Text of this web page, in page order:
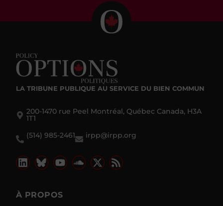
LA TRIBUNE PUBLIQUE AU SERVICE DU BIEN COMMUN
200-1470 rue Peel Montréal, Québec Canada, H3A
1T1
(514) 985-2461
irpp@irpp.org
À PROPOS